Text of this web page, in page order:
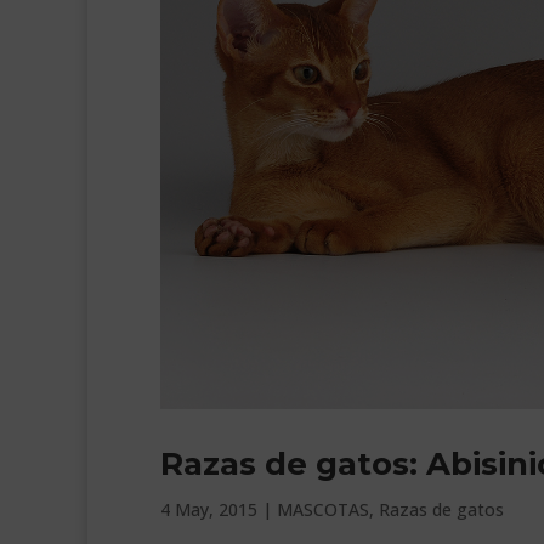
Razas de gatos:
4 May, 2015 | MASCOTAS, Razas de gatos